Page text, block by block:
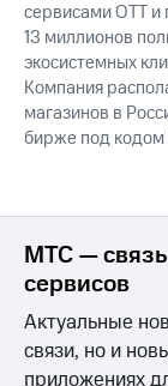
сервисами OTT
13 миллионов
экосистемных
Компания
магазинов в
бирже под кодом
МТС —
сервисов
Актуальные
связи, но и